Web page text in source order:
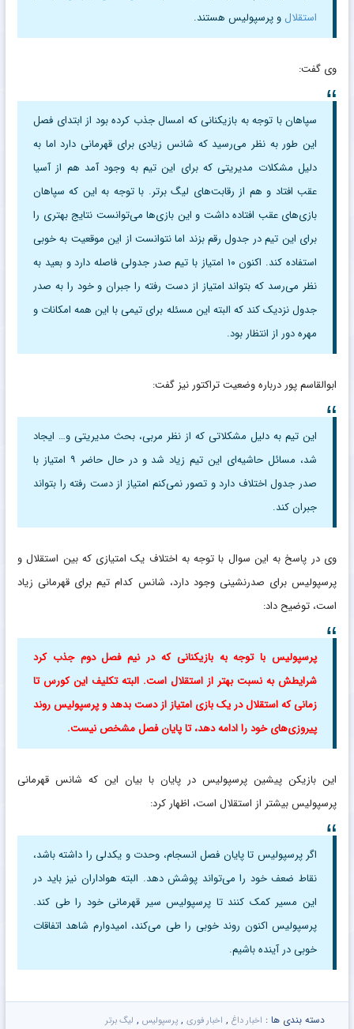
استقلال و پرسپولیس هستند.
وی گفت:
سپاهان با توجه به بازیکنانی که امسال جذب کرده بود از ابتدای فصل
این طور به نظر می‌رسید که شانس زیادی برای قهرمانی دارد اما به
دلیل مشکلات مدیریتی که برای این تیم به وجود آمد هم از آسیا
عقب افتاد و هم از رقابت‌های لیگ برتر. با توجه به این که سپاهان
بازی‌های عقب افتاده داشت و این بازی‌ها می‌توانست نتایج بهتری را
برای این تیم در جدول رقم بزند اما نتوانست از این موقعیت به خوبی
استفاده کند. اکنون ۱۰ امتیاز با تیم صدر جدولی فاصله دارد و بعید به
نظر می‌رسد که بتواند امتیاز از دست رفته را جبران و خود را به صدر
جدول نزدیک کند که البته این مسئله برای تیمی با این همه امکانات و
مهره دور از انتظار بود.
ابوالقاسم پور درباره وضعیت تراکتور نیز گفت:
این تیم به دلیل مشکلاتی که از نظر مربی، بحث مدیریتی و… ایجاد
شد، مسائل حاشیه‌ای این تیم زیاد شد و در حال حاضر ۹ امتیاز با
صدر جدول اختلاف دارد و تصور نمی‌کنم امتیاز از دست رفته را بتواند
جبران کند.
وی در پاسخ به این سوال با توجه به اختلاف یک امتیازی که بین استقلال و
پرسپولیس برای صدرنشینی وجود دارد، شانس کدام تیم برای قهرمانی زیاد
است، توضیح داد:
پرسپولیس با توجه به بازیکنانی که در نیم فصل دوم جذب کرد
شرایطش به نسبت بهتر از استقلال است. البته تکلیف این کورس تا
زمانی که استقلال در یک بازی امتیاز از دست بدهد و پرسپولیس روند
پیروزی‌های خود را ادامه دهد، تا پایان فصل مشخص نیست.
این بازیکن پیشین پرسپولیس در پایان با بیان این که شانس قهرمانی
پرسپولیس بیشتر از استقلال است، اظهار کرد:
اگر پرسپولیس تا پایان فصل انسجام، وحدت و یکدلی را داشته باشد،
نقاط ضعف خود را می‌تواند پوشش دهد. البته هواداران نیز باید در
این مسیر کمک کنند تا پرسپولیس سیر قهرمانی خود را طی کند.
پرسپولیس اکنون روند خوبی را طی می‌کند، امیدوارم شاهد اتفاقات
خوبی در آینده باشیم.
دسته بندی ها : اخبار داغ , اخبار فوری , پرسپولیس , لیگ برتر